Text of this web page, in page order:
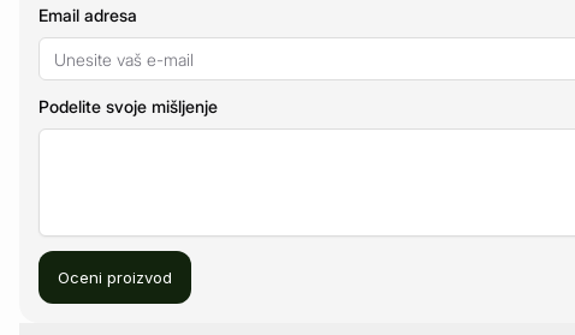
Email adresa
Podelite svoje mišljenje
Oceni proizvod